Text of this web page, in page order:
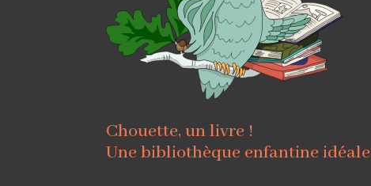
Chouette, un livre !
Une bibliothèque enfantine idéale